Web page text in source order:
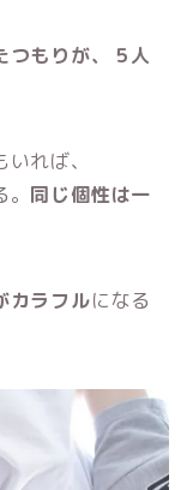
つもりが、５人
いれば、
同じ個性は一
カラフルになる